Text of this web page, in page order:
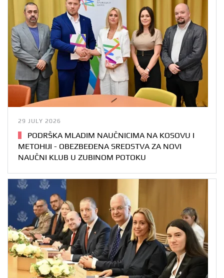
29 JULY 2026
PODRŠKA MLADIM NAUČNICIMA NA KOSOVU I
METOHIJI - OBEZBEĐENA SREDSTVA ZA NOVI
NAUČNI KLUB U ZUBINOM POTOKU